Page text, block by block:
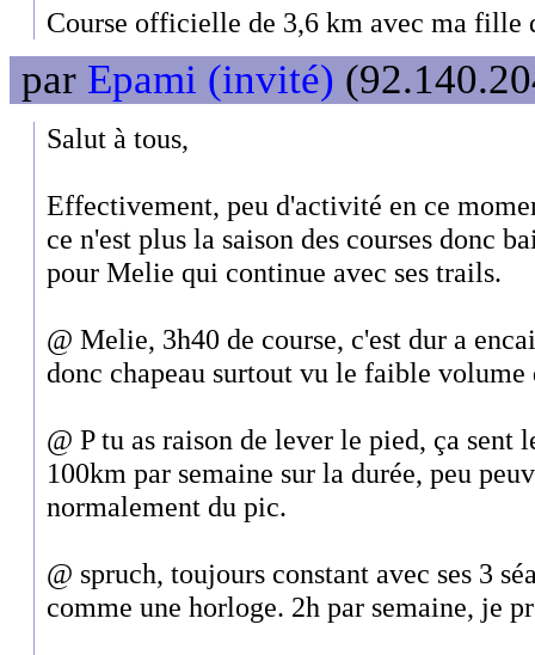
Course officielle de 3,6 km avec ma fille
par Epami (invité)
Salut à tous,
Effectivement, peu d'activité en ce
ce n'est plus la saison des courses donc
pour Melie qui continue avec ses trails.
@ Melie, 3h40 de course, c'est dur a
donc chapeau surtout vu le faible volume
@ P tu as raison de lever le pied, ça sent
100km par semaine sur la durée, peu
normalement du pic.
@ spruch, toujours constant avec ses 3
comme une horloge. 2h par semaine, je